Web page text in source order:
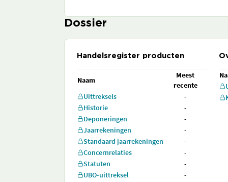
Dossier
Handelsregister producten
Naam
Meest
recente
Uittreksels
-
Historie
-
Deponeringen
-
Jaarrekeningen
-
Standaard jaarrekeningen
-
Concernrelaties
-
Statuten
-
UBO-uittreksel
-